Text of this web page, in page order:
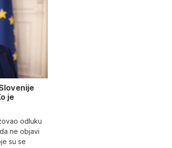
je
odluku
ne objavi
su se